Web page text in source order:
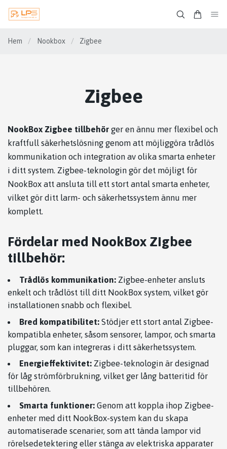
Hem / Nookbox / Zigbee
Zigbee
NookBox Zigbee tillbehör ger en ännu mer flexibel och
kraftfull säkerhetslösning genom att möjliggöra trådlös
kommunikation och integration av olika smarta enheter
i ditt system. Zigbee-teknologin gör det möjligt för
NookBox att ansluta till ett stort antal smarta enheter,
vilket gör ditt larm- och säkerhetssystem ännu mer
komplett.
Fördelar med NookBox Zigbee
tillbehör:
Trådlös kommunikation:Zigbee-enheter ansluts
enkelt och trådlöst till ditt NookBox system, vilket gör
installationen snabb och flexibel.
Bred kompatibilitet:Stödjer ett stort antal Zigbee-
kompatibla enheter, såsom sensorer, lampor, och smarta
pluggar, som kan integreras i ditt säkerhetssystem.
Energieffektivitet:Zigbee-teknologin är designad
för låg strömförbrukning, vilket ger lång batteritid för
tillbehören.
Smarta funktioner:Genom att koppla ihop Zigbee-
enheter med ditt NookBox-system kan du skapa
automatiserade scenarier, som att tända lampor vid
rörelsedetektering eller stänga av elektriska apparater